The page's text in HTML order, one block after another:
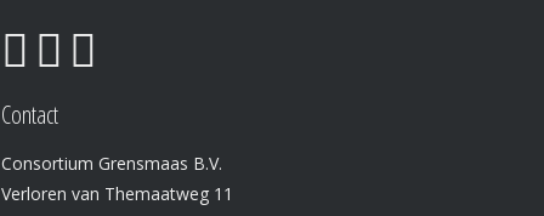
Contact
Consortium Grensmaas B.V.
Verloren van Themaatweg 11